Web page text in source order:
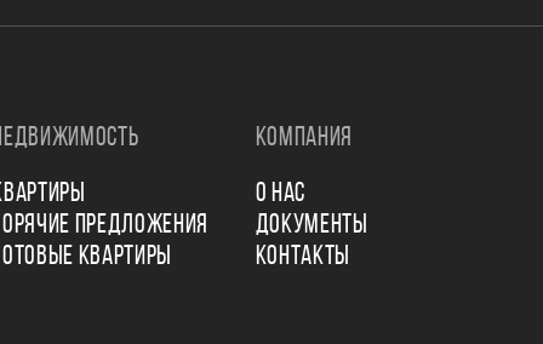
ПРЕДЛОЖЕНИЯ
КВАРТИРЫ
КОМПАНИЯ
О НАС
ДОКУМЕНТЫ
КОНТАКТЫ